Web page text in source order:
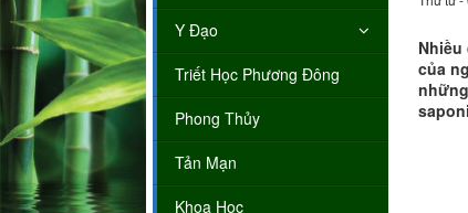
của
Y Đạo
Triết Học Phương Đông
Phong Thủy
Tản Mạn
Khoa Học